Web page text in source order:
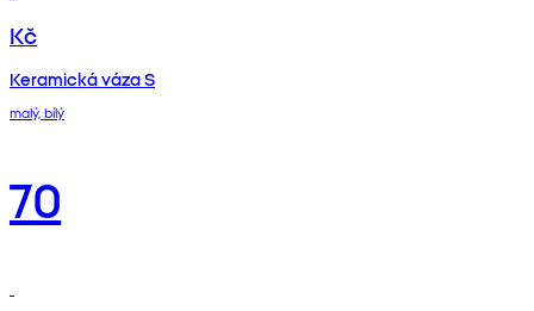
Kč
Keramická váza S
malý, bílý
70